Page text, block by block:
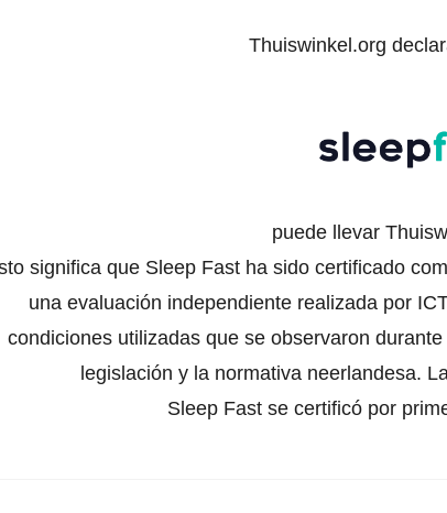
Thuiswinkel.org
puede llevar
significa que Sleep Fast ha sido certificado
una evaluación independiente realizada por
condiciones utilizadas que se observaron
legislación y la normativa neerlandesa.
Sleep Fast se certificó por